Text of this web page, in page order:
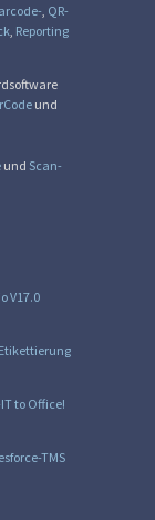
QR-
Reporting
und
und Scan-
V17.0
to Office!
TMS